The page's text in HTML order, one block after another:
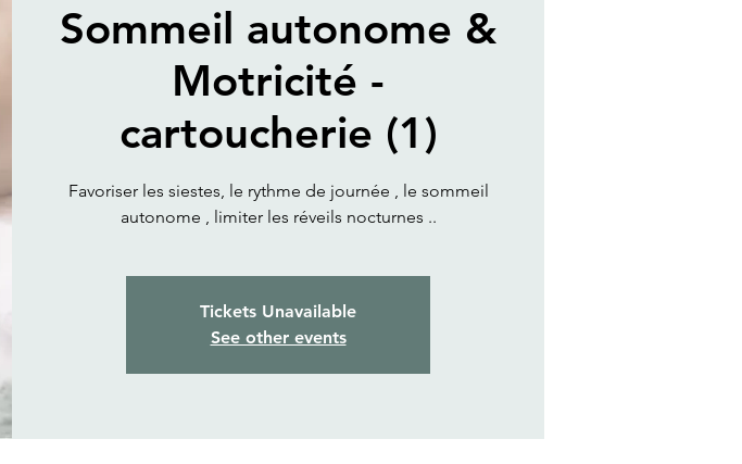
Sommeil autonome &
Motricité -
cartoucherie (1)
Favoriser les siestes, le rythme de journée , le sommeil
autonome , limiter les réveils nocturnes ..
Tickets Unavailable
See other events